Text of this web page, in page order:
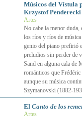
Músicos del Vístula
Krzystof Penderecki
Artes
No cabe la menor
los ríos y ríos de
genio del piano prefirió
preludios sin perder de
Sand en alguna cala de
románticos que
aunque su música
Szymanovski (1882-
El Canto de los
Artes